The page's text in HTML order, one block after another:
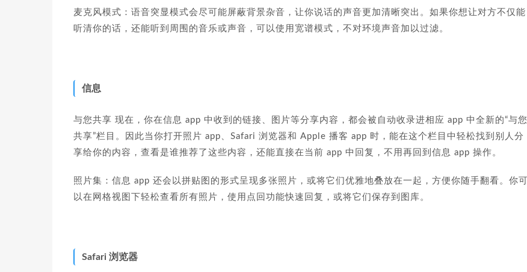
麦克风模式：语音突显模式会尽可能屏蔽背景杂音，让你说话的声音更加清晰突出。如果你想让对方不仅能
听清你的话，还能听到周围的音乐或声音，可以使用宽谱模式，不对环境声音加以过滤。
信息
与您共享 现在，你在信息 app 中收到的链接、图片等分享内容，都会被自动收录进相应 app 中全新的“与您
共享”栏目。因此当你打开照片 app、Safari 浏览器和 Apple 播客 app 时，能在这个栏目中轻松找到别人分
享给你的内容，查看是谁推荐了这些内容，还能直接在当前 app 中回复，不用再回到信息 app 操作。
照片集：信息 app 还会以拼贴图的形式呈现多张照片，或将它们优雅地叠放在一起，方便你随手翻看。你可
以在网格视图下轻松查看所有照片，使用点回功能快速回复，或将它们保存到图库。
Safari 浏览器